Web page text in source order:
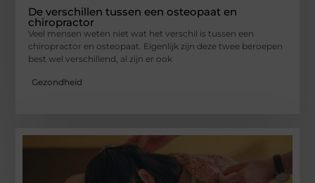
De verschillen tussen een osteopaat en
chiropractor
Veel mensen weten niet wat het verschil is tussen een
chiropractor en osteopaat. Eigenlijk zijn deze twee beroepen
best wel verschillend, al zijn er ook
Gezondheid